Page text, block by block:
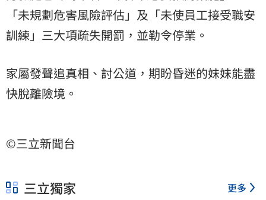
「未規劃危害風險評估」及「未使員工接受職安
訓練」三大項疏失開罰，並勒令停業。
家屬發聲追真相、討公道，期盼昏迷的妹妹能盡
快脫離險境。
©三立新聞台
三立獨家 更多